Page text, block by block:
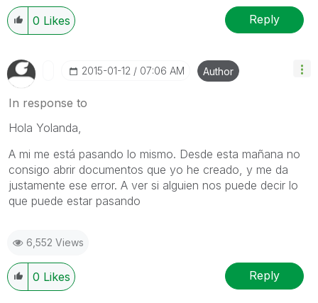
0 Likes Reply
‎2015-01-12 07:06 AM Author
In response to
Hola Yolanda,
A mi me está pasando lo mismo. Desde esta mañana no
consigo abrir documentos que yo he creado, y me da
justamente ese error. A ver si alguien nos puede decir lo
que puede estar pasando
6,552 Views
0 Likes Reply